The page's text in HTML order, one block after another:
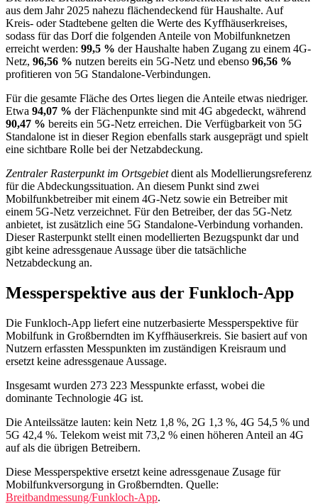
aus dem Jahr 2025 nahezu flächendeckend für Haushalte. Auf
Kreis‑ oder Stadtebene gelten die Werte des Kyffhäuserkreises,
sodass für das Dorf die folgenden Anteile von Mobilfunknetzen
erreicht werden: 99,5 % der Haushalte haben Zugang zu einem 4G-
Netz, 96,56 % nutzen bereits ein 5G‑Netz und ebenso 96,56 %
profitieren von 5G Standalone‑Verbindungen.
Für die gesamte Fläche des Ortes liegen die Anteile etwas niedriger.
Etwa 94,07 % der Flächenpunkte sind mit 4G abgedeckt, während
90,47 % bereits ein 5G‑Netz erreichen. Die Verfügbarkeit von 5G
Standalone ist in dieser Region ebenfalls stark ausgeprägt und spielt
eine sichtbare Rolle bei der Netzabdeckung.
Zentraler Rasterpunkt im Ortsgebietdient als Modellierungsreferenz
für die Abdeckungssituation. An diesem Punkt sind zwei
Mobilfunkbetreiber mit einem 4G‑Netz sowie ein Betreiber mit
einem 5G‑Netz verzeichnet. Für den Betreiber, der das 5G‑Netz
anbietet, ist zusätzlich eine 5G Standalone‑Verbindung vorhanden.
Dieser Rasterpunkt stellt einen modellierten Bezugspunkt dar und
gibt keine adressgenaue Aussage über die tatsächliche
Netzabdeckung an.
Messperspektive aus der Funkloch-App
Die Funkloch-App liefert eine nutzerbasierte Messperspektive für
Mobilfunk in Großberndten im Kyffhäuserkreis. Sie basiert auf von
Nutzern erfassten Messpunkten im zuständigen Kreisraum und
ersetzt keine adressgenaue Aussage.
Insgesamt wurden 273 223 Messpunkte erfasst, wobei die
dominante Technologie 4G ist.
Die Anteilssätze lauten: kein Netz 1,8 %, 2G 1,3 %, 4G 54,5 % und
5G 42,4 %. Telekom weist mit 73,2 % einen höheren Anteil an 4G
auf als die übrigen Betreibern.
Diese Messperspektive ersetzt keine adressgenaue Zusage für
Mobilfunkversorgung in Großberndten. Quelle:
Breitbandmessung/Funkloch-App.